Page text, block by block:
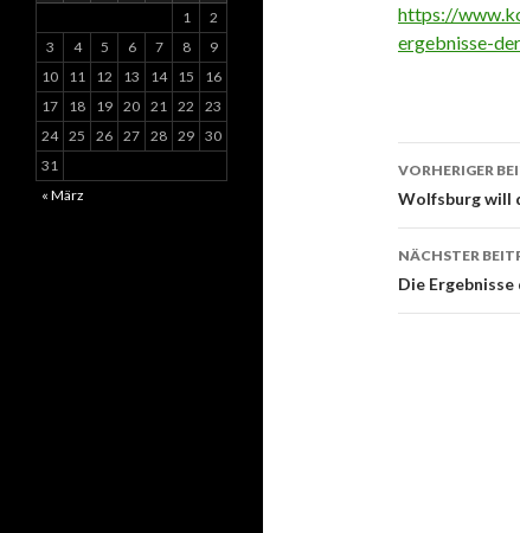
https://
ergebnisse-
VORHERIGER
Wolfsburg will
NÄCHSTER
Die
1
2
3
4 5 6 7 8
9
10
11 12 13 14 15
16
17
18 19 20 21 22
23
24 25 26 27 28 29 30
31
« März